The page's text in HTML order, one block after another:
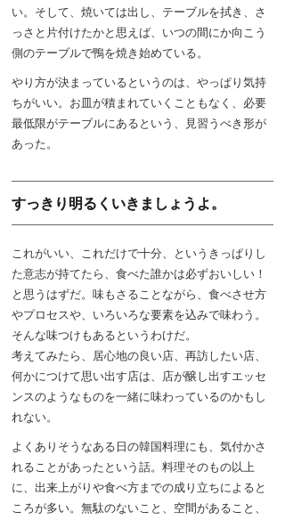
い。そして、焼いては出し、テーブルを拭き、さ
っさと片付けたかと思えば、いつの間にか向こう
側のテーブルで鴨を焼き始めている。
やり方が決まっているというのは、やっぱり気持
ちがいい。お皿が積まれていくこともなく、必要
最低限がテーブルにあるという、見習うべき形が
あった。
すっきり明るくいきましょうよ。
これがいい、これだけで十分、というきっぱりし
た意志が持てたら、食べた誰かは必ずおいしい！
と思うはずだ。味もさることながら、食べさせ方
やプロセスや、いろいろな要素を込みで味わう。
そんな味つけもあるというわけだ。
考えてみたら、居心地の良い店、再訪したい店、
何かにつけて思い出す店は、店が醸し出すエッセ
ンスのようなものを一緒に味わっているのかもし
れない。
よくありそうなある日の韓国料理にも、気付かさ
れることがあったという話。料理そのもの以上
に、出来上がりや食べ方までの成り立ちによると
ころが多い。無駄のないこと、空間があること、